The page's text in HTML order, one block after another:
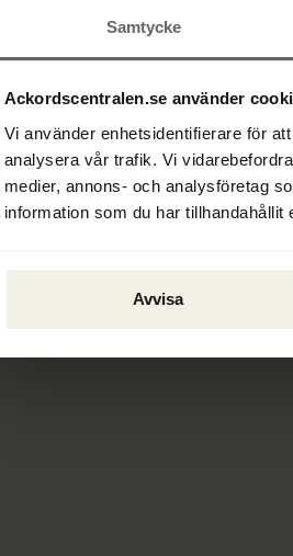
Samtycke
Ackordscentralen.se använder
Vi använder enhetsidentifierare för
analysera vår trafik. Vi
medier, annons- och analysföretag
information som du har
Avvisa
detta varulager.
nr 3 2022